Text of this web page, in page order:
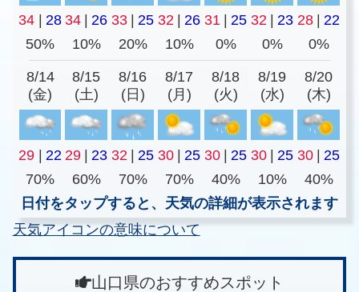
34 28 34 26 33 25 32 26 31 25 32 23 28
22
50%
10% 20% 10% 0% 0% 0%
8/14
(金)
8/15
(土)
8/16
(日)
8/17
(月)
8/18
(火)
8/19
(水)
8/20
(木)
29 | 22 29 | 23 32 | 25 30 | 25 30 | 25 30 | 25 30 | 25
70%
60% 70% 70% 40% 10%
40%
日付をタップすると、天気の詳細が表示されます
天気アイコンの意味について
山口県のおすすめスポット